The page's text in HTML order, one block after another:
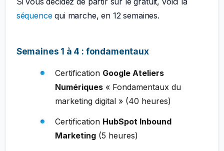
séquencequi marche, en 12 semaines.
Semaines 1 à 4 : fondamentaux
Certification Google Ateliers
Numériques« Fondamentaux du
marketing digital » (40 heures)
Certification HubSpot Inbound
Marketing(5 heures)